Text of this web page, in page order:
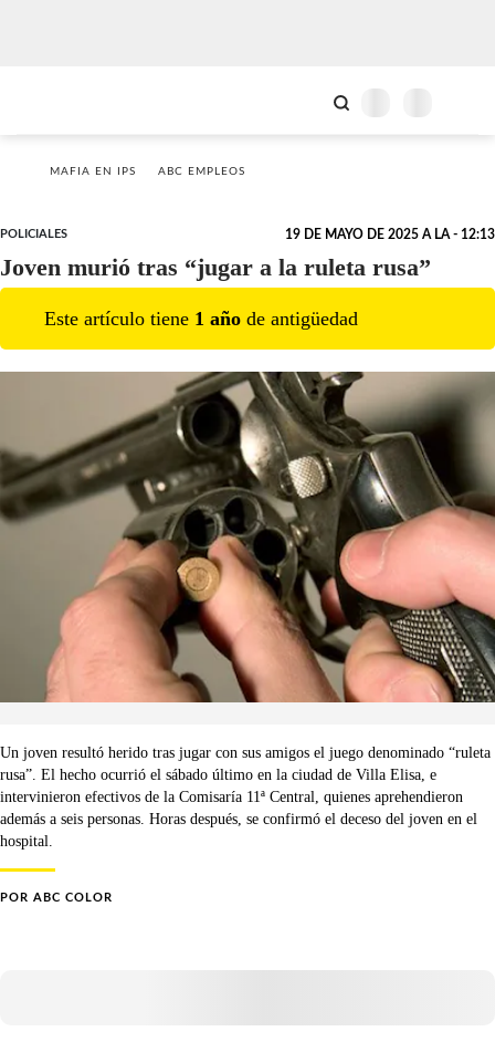
MAFIA EN IPS ABC EMPLEOS
POLICIALES 19 DE MAYO DE 2025 A LA - 12:13
Joven murió tras “jugar a la ruleta rusa”
Este artículo tiene 1 año de antigüedad
Un joven resultó herido tras jugar con sus amigos el juego denominado “ruleta
rusa”. El hecho ocurrió el sábado último en la ciudad de Villa Elisa, e
intervinieron efectivos de la Comisaría 11ª Central, quienes aprehendieron
además a seis personas. Horas después, se confirmó el deceso del joven en el
hospital.
POR ABC COLOR